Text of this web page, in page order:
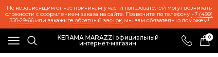
По независящим от нас причинам у части пользователей могут возникать
сложности с оформлением заказа на сайте. Позвоните по телефону +7 (499)
350-29-66или закажите обратный звонок, мы вам обязательно поможем!
KERAMA MARAZZI официальный
интернет-магазин
0